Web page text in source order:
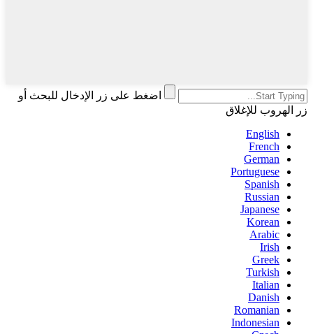
اضغط على زر الإدخال للبحث أو
زر الهروب للإغلاق
English
French
German
Portuguese
Spanish
Russian
Japanese
Korean
Arabic
Irish
Greek
Turkish
Italian
Danish
Romanian
Indonesian